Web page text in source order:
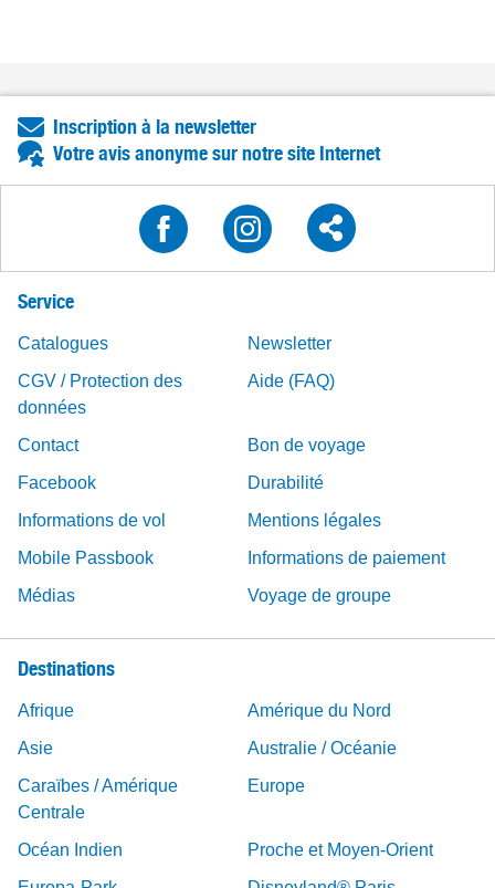
Inscription à la newsletter
Votre avis anonyme sur notre site Internet
Service
Catalogues
Newsletter
CGV / Protection des
données
Aide (FAQ)
Contact
Bon de voyage
Facebook
Durabilité
Informations de vol
Mentions légales
Mobile Passbook
Informations de paiement
Médias
Voyage de groupe
Destinations
Afrique
Amérique du Nord
Asie
Australie / Océanie
Caraïbes / Amérique
Centrale
Europe
Océan Indien
Proche et Moyen-Orient